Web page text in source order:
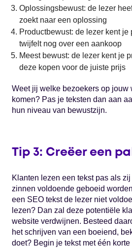
Oplossingsbewust: de lezer
zoekt naar een oplossing
Productbewust: de lezer kent je
twijfelt nog over een aankoop
Meest bewust: de lezer kent je
deze kopen voor de juiste prijs
Weet jij welke bezoekers op jouw
komen? Pas je teksten dan aan
hun niveau van bewustzijn.
Tip 3: Creëer een
Klanten lezen een tekst pas als
zinnen voldoende geboeid
een SEO tekst de lezer niet
lezen? Dan zal deze potentiële
website verdwijnen. Besteed
het schrijven van een boeiend,
doet? Begin je tekst met één